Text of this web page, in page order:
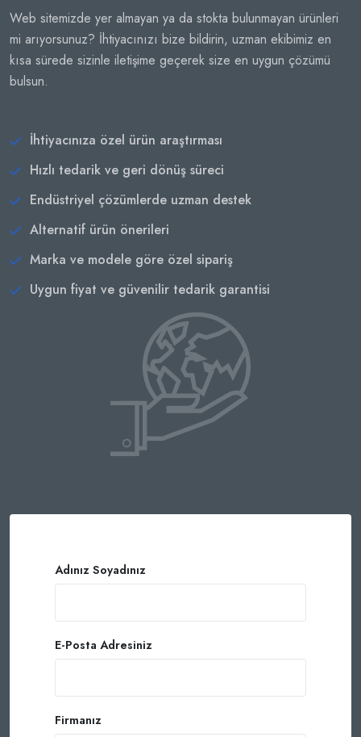
Web sitemizde yer almayan ya da stokta bulunmayan ürünleri
mi arıyorsunuz? İhtiyacınızı bize bildirin, uzman ekibimiz en
kısa sürede sizinle iletişime geçerek size en uygun çözümü
bulsun.
İhtiyacınıza özel ürün araştırması
Hızlı tedarik ve geri dönüş süreci
Endüstriyel çözümlerde uzman destek
Alternatif ürün önerileri
Marka ve modele göre özel sipariş
Uygun fiyat ve güvenilir tedarik garantisi
Adınız Soyadınız
E-Posta Adresiniz
Firmanız